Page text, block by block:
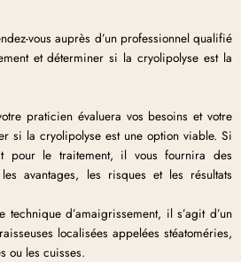
vous auprès d’un professionnel qualifié
et déterminer si la cryolipolyse est la
praticien évaluera vos besoins et votre
si la cryolipolyse est une option viable. Si
pour le traitement, il vous fournira des
avantages, les risques et les résultats
technique d’amaigrissement, il s’agit d’un
localisées appelées stéatoméries,
ou les cuisses.